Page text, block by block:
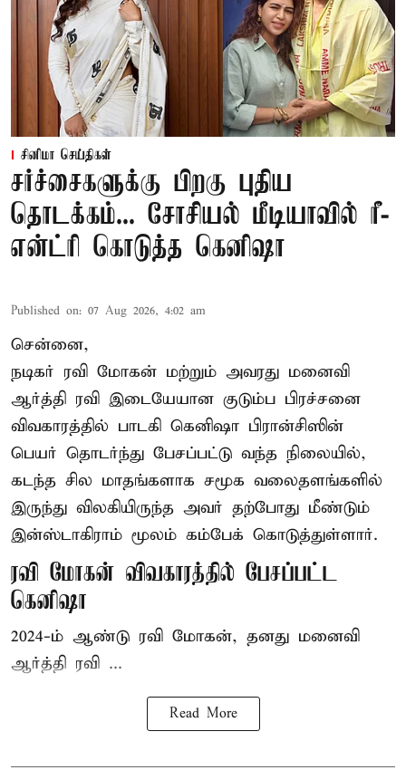
சினிமா செய்திகள்
சர்ச்சைகளுக்கு பிறகு புதிய
தொடக்கம்... சோசியல் மீடியாவில் ரீ-
என்ட்ரி கொடுத்த கெனிஷா
Published on: 07 Aug 2026, 4:02 am
சென்னை,
நடிகர் ரவி மோகன் மற்றும் அவரது மனைவி
ஆர்த்தி ரவி இடையேயான குடும்ப பிரச்சனை
விவகாரத்தில் பாடகி கெனிஷா பிரான்சிஸின்
பெயர் தொடர்ந்து பேசப்பட்டு வந்த நிலையில்,
கடந்த சில மாதங்களாக சமூக வலைதளங்களில்
இருந்து விலகியிருந்த அவர் தற்போது மீண்டும்
இன்ஸ்டாகிராம் மூலம் கம்பேக் கொடுத்துள்ளார்.
ரவி மோகன் விவகாரத்தில் பேசப்பட்ட
கெனிஷா
2024-ம் ஆண்டு ரவி மோகன், தனது மனைவி
ஆர்த்தி ரவி ...
Read More